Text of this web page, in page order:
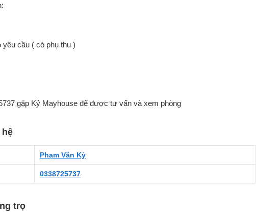
yêu cầu ( có phụ thu )
gặp Kỷ Mayhouse để được tư vấn và xem phòng
Phạm Văn Kỷ
0338725737
trọ